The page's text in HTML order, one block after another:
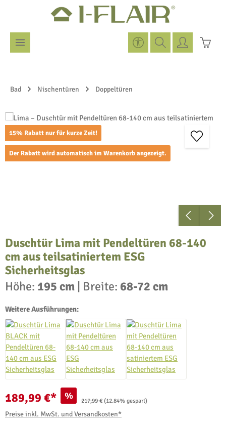
Zum Hauptinhalt springen
Werkzeugleiste anzeigen
Bad Nischentüren Doppeltüren
Bildergalerie überspringen
15% Rabatt nur für kurze Zeit!
Der Rabatt wird automatisch im Warenkorb angezeigt.
Duschtür Lima mit Pendeltüren 68-140
cm aus teilsatiniertem ESG
Sicherheitsglas
Höhe: 195 cm | Breite: 68-72 cm
Weitere Ausführungen:
189,99 €* % Regulärer Preis:
217,99 € (12.84% gespart)
Preise inkl. MwSt. und Versandkosten*